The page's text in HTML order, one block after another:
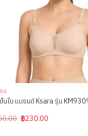
นใน แบรนด์ Ksara รุ่น
Original
price
฿230.00Current